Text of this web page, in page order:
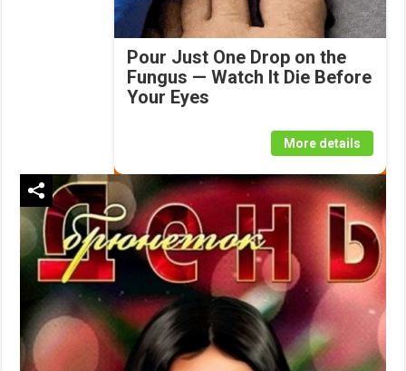
Pour Just One Drop on the
Fungus — Watch It Die Before
Your Eyes
More details